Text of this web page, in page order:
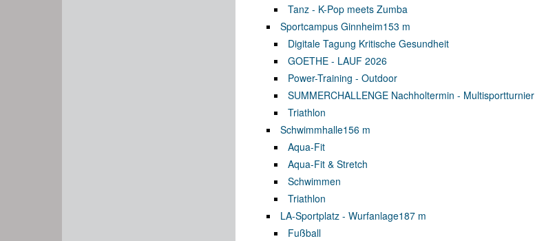
Tanz - K-Pop meets Zumba
Sportcampus Ginnheim153 m
Digitale Tagung Kritische Gesundheit
GOETHE - LAUF 2026
Power-Training - Outdoor
SUMMERCHALLENGE Nachholtermin - Multisportturnier
Triathlon
Schwimmhalle156 m
Aqua-Fit
Aqua-Fit & Stretch
Schwimmen
Triathlon
LA-Sportplatz - Wurfanlage187 m
Fußball